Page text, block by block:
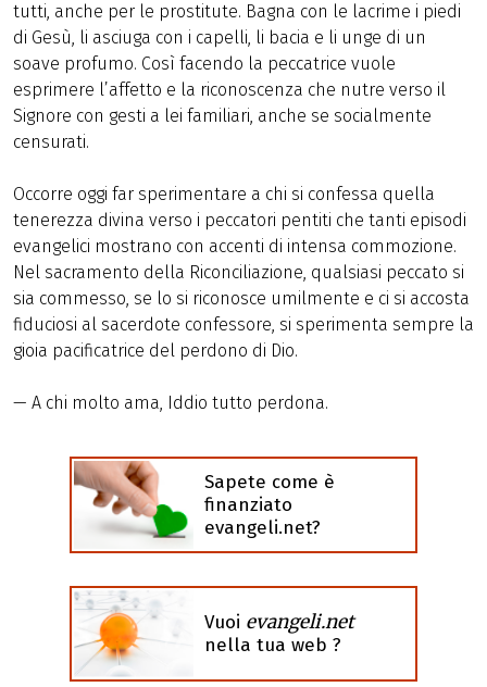
tutti, anche per le prostitute. Bagna con le lacrime i piedi
di Gesù, li asciuga con i capelli, li bacia e li unge di un
soave profumo. Così facendo la peccatrice vuole
esprimere l’affetto e la riconoscenza che nutre verso il
Signore con gesti a lei familiari, anche se socialmente
censurati.
Occorre oggi far sperimentare a chi si confessa quella
tenerezza divina verso i peccatori pentiti che tanti episodi
evangelici mostrano con accenti di intensa commozione.
Nel sacramento della Riconciliazione, qualsiasi peccato si
sia commesso, se lo si riconosce umilmente e ci si accosta
fiduciosi al sacerdote confessore, si sperimenta sempre la
gioia pacificatrice del perdono di Dio.
— A chi molto ama, Iddio tutto perdona.
Sapete come è
finanziato
evangeli.net?
Vuoi evangeli.net
nella tua web ?